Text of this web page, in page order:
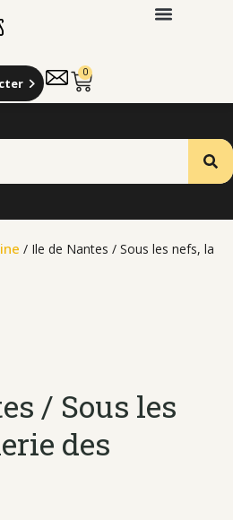
0
/ Ile de Nantes / Sous les nefs, la
/ Sous les
des